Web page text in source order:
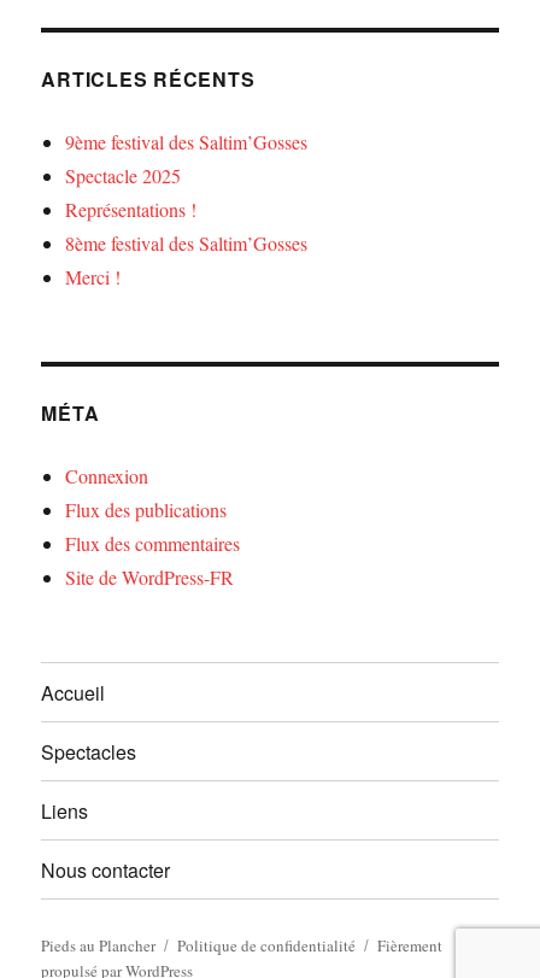
ARTICLES RÉCENTS
9ème festival des Saltim’Gosses
Spectacle 2025
Représentations !
8ème festival des Saltim’Gosses
Merci !
MÉTA
Connexion
Flux des publications
Flux des commentaires
Site de WordPress-FR
Accueil
Spectacles
Liens
Nous contacter
Pieds au Plancher Politique de confidentialité
Fièrement
propulsé par WordPress